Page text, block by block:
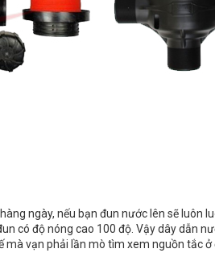
ngày, nếu bạn đun nước lên sẽ luôn
có độ nóng cao 100 độ. Vậy dây dẫn
vạn phải lần mò tìm xem nguồn tắc